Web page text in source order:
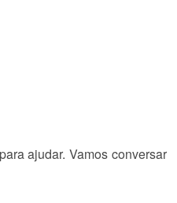
ajudar. Vamos conversar